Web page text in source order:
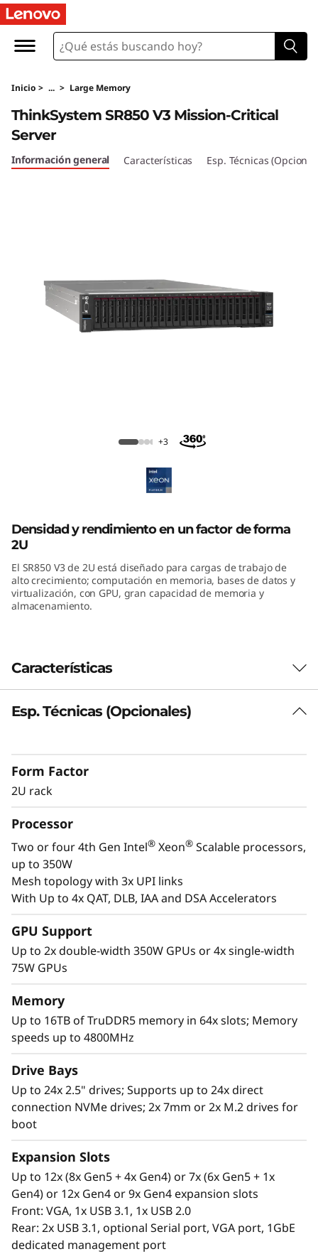
T
h
n
k
S
3
M
i
o
a
e
v
e
Inicio > ... > Large Memory
ThinkSystem SR850 V3 Mission-Critical
Server
Información general Características Esp. Técnicas
+3
Densidad y rendimiento en un factor de forma
2U
El SR850 V3 de 2U está diseñado para cargas de trabajo de
alto crecimiento; computación en memoria, bases de datos y
virtualización, con GPU, gran capacidad de memoria y
almacenamiento.
Características
Preparado para cargas de trabajo de
procesadores Intel
SR850 V3 admite un 33 % más* de conexiones
directas, con unidades NVMe preparadas para
Gen4 y Gen5, y ampliación del almacenamiento
de hasta 24 unidades de 2,5" + dos de 7 mm o
dos M.2.
virtualización empresarial, consolidación de
cargas de trabajo, computación en memoria
como SAP HANA, bases de datos, análisis,
como IA/ML y modelado 3D; empoderando
con ello a su organización para adquirir
información relevante rápidamente.
*Comparado con ThinkSystem SR850 V2
Esp. Técnicas (Opcionales)
Form Factor
2U rack
Processor
Two or four 4th Gen Intel® Xeon® Scalable processors,
up to 350W
Mesh topology with 3x UPI links
With Up to 4x QAT, DLB, IAA and DSA Accelerators
GPU Support
Up to 2x double-width 350W GPUs or 4x single-width
75W GPUs
Memory
Up to 16TB of TruDDR5 memory in 64x slots; Memory
speeds up to 4800MHz
Drive Bays
Up to 24x 2.5" drives; Supports up to 24x direct
connection NVMe drives; 2x 7mm or 2x M.2 drives for
boot
Expansion Slots
Up to 12x (8x Gen5 + 4x Gen4) or 7x (6x Gen5 + 1x
Gen4) or 12x Gen4 or 9x Gen4 expansion slots
Front: VGA, 1x USB 3.1, 1x USB 2.0
Rear: 2x USB 3.1, optional Serial port, VGA port, 1GbE
dedicated management port